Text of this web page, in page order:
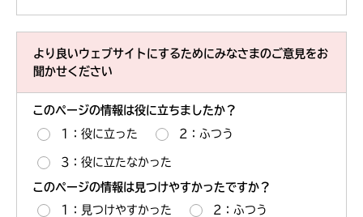
より良いウェブサイトにするためにみなさまのご意見をお
聞かせください
このページの情報は役に立ちましたか？
1：役に立った 2：ふつう
3：役に立たなかった
このページの情報は見つけやすかったですか？
1：見つけやすかった 2：ふつう